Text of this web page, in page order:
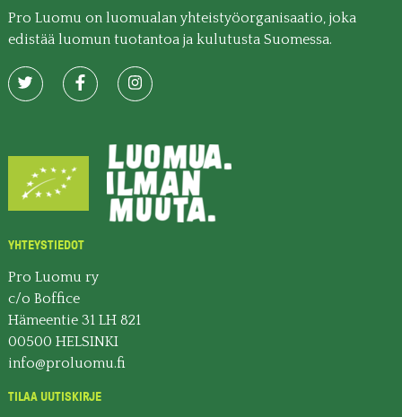
Pro Luomu on luomualan yhteistyöorganisaatio, joka
edistää luomun tuotantoa ja kulutusta Suomessa.
YHTEYSTIEDOT
Pro Luomu ry
c/o Boffice
Hämeentie 31 LH 821
00500 HELSINKI
info@proluomu.fi
TILAA UUTISKIRJE